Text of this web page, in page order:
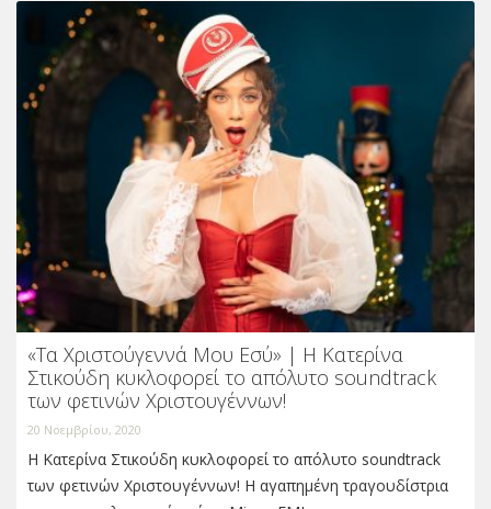
«Τα Χριστούγεννά Μου Εσύ» | Η Κατερίνα
Στικούδη κυκλοφορεί το απόλυτο soundtrack
των φετινών Χριστουγέννων!
20 Νοεμβρίου, 2020
Η Κατερίνα Στικούδη κυκλοφορεί το απόλυτο soundtrack
των φετινών Χριστουγέννων! Η αγαπημένη τραγουδίστρια